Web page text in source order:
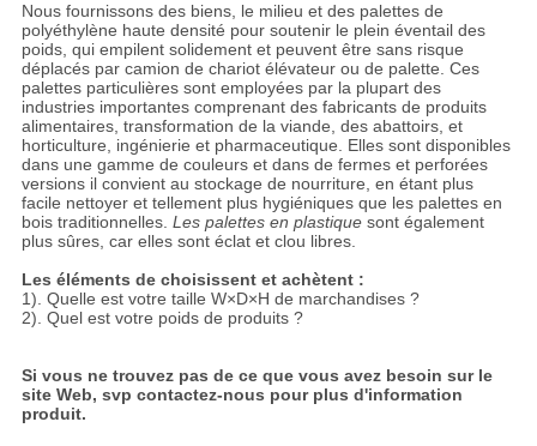
Nous fournissons des biens, le milieu et des palettes de
polyéthylène haute densité pour soutenir le plein éventail des
poids, qui empilent solidement et peuvent être sans risque
déplacés par camion de chariot élévateur ou de palette. Ces
palettes particulières sont employées par la plupart des
industries importantes comprenant des fabricants de produits
alimentaires, transformation de la viande, des abattoirs, et
horticulture, ingénierie et pharmaceutique. Elles sont disponibles
dans une gamme de couleurs et dans de fermes et perforées
versions il convient au stockage de nourriture, en étant plus
facile nettoyer et tellement plus hygiéniques que les palettes en
bois traditionnelles. Les palettes en plastiquesont également
plus sûres, car elles sont éclat et clou libres.
Les éléments de choisissent et achètent :
1). Quelle est votre taille W×D×H de marchandises ?
2). Quel est votre poids de produits ?
Si vous ne trouvez pas de ce que vous avez besoin sur le
site Web, svp contactez-nous pour plus d'information
produit.